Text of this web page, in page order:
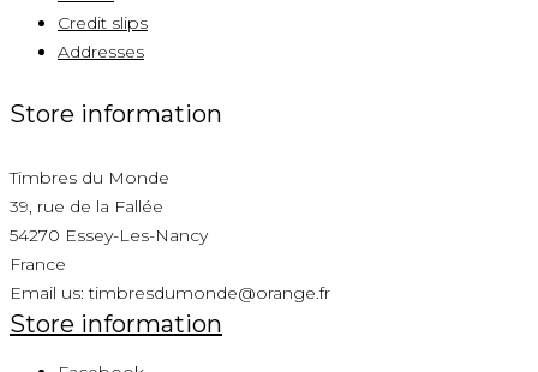
Credit slips
Addresses
Store information
Timbres du Monde
39, rue de la Fallée
54270 Essey-Les-Nancy
France
Email us:timbresdumonde@orange.fr
Store information